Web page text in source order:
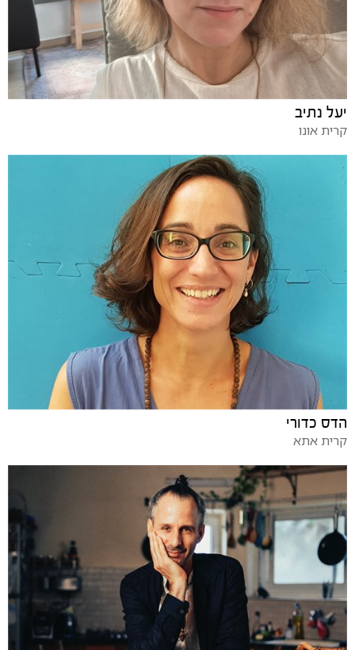
יעל נתיב
קרית אונו
הדס כדורי
קרית אתא